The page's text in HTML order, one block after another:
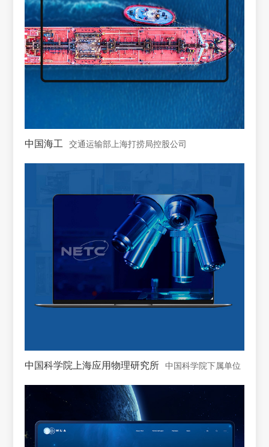
中国海工 交通运输部上海打捞局控股公司
中国科学院上海应用物理研究所 中国科学院下属单位